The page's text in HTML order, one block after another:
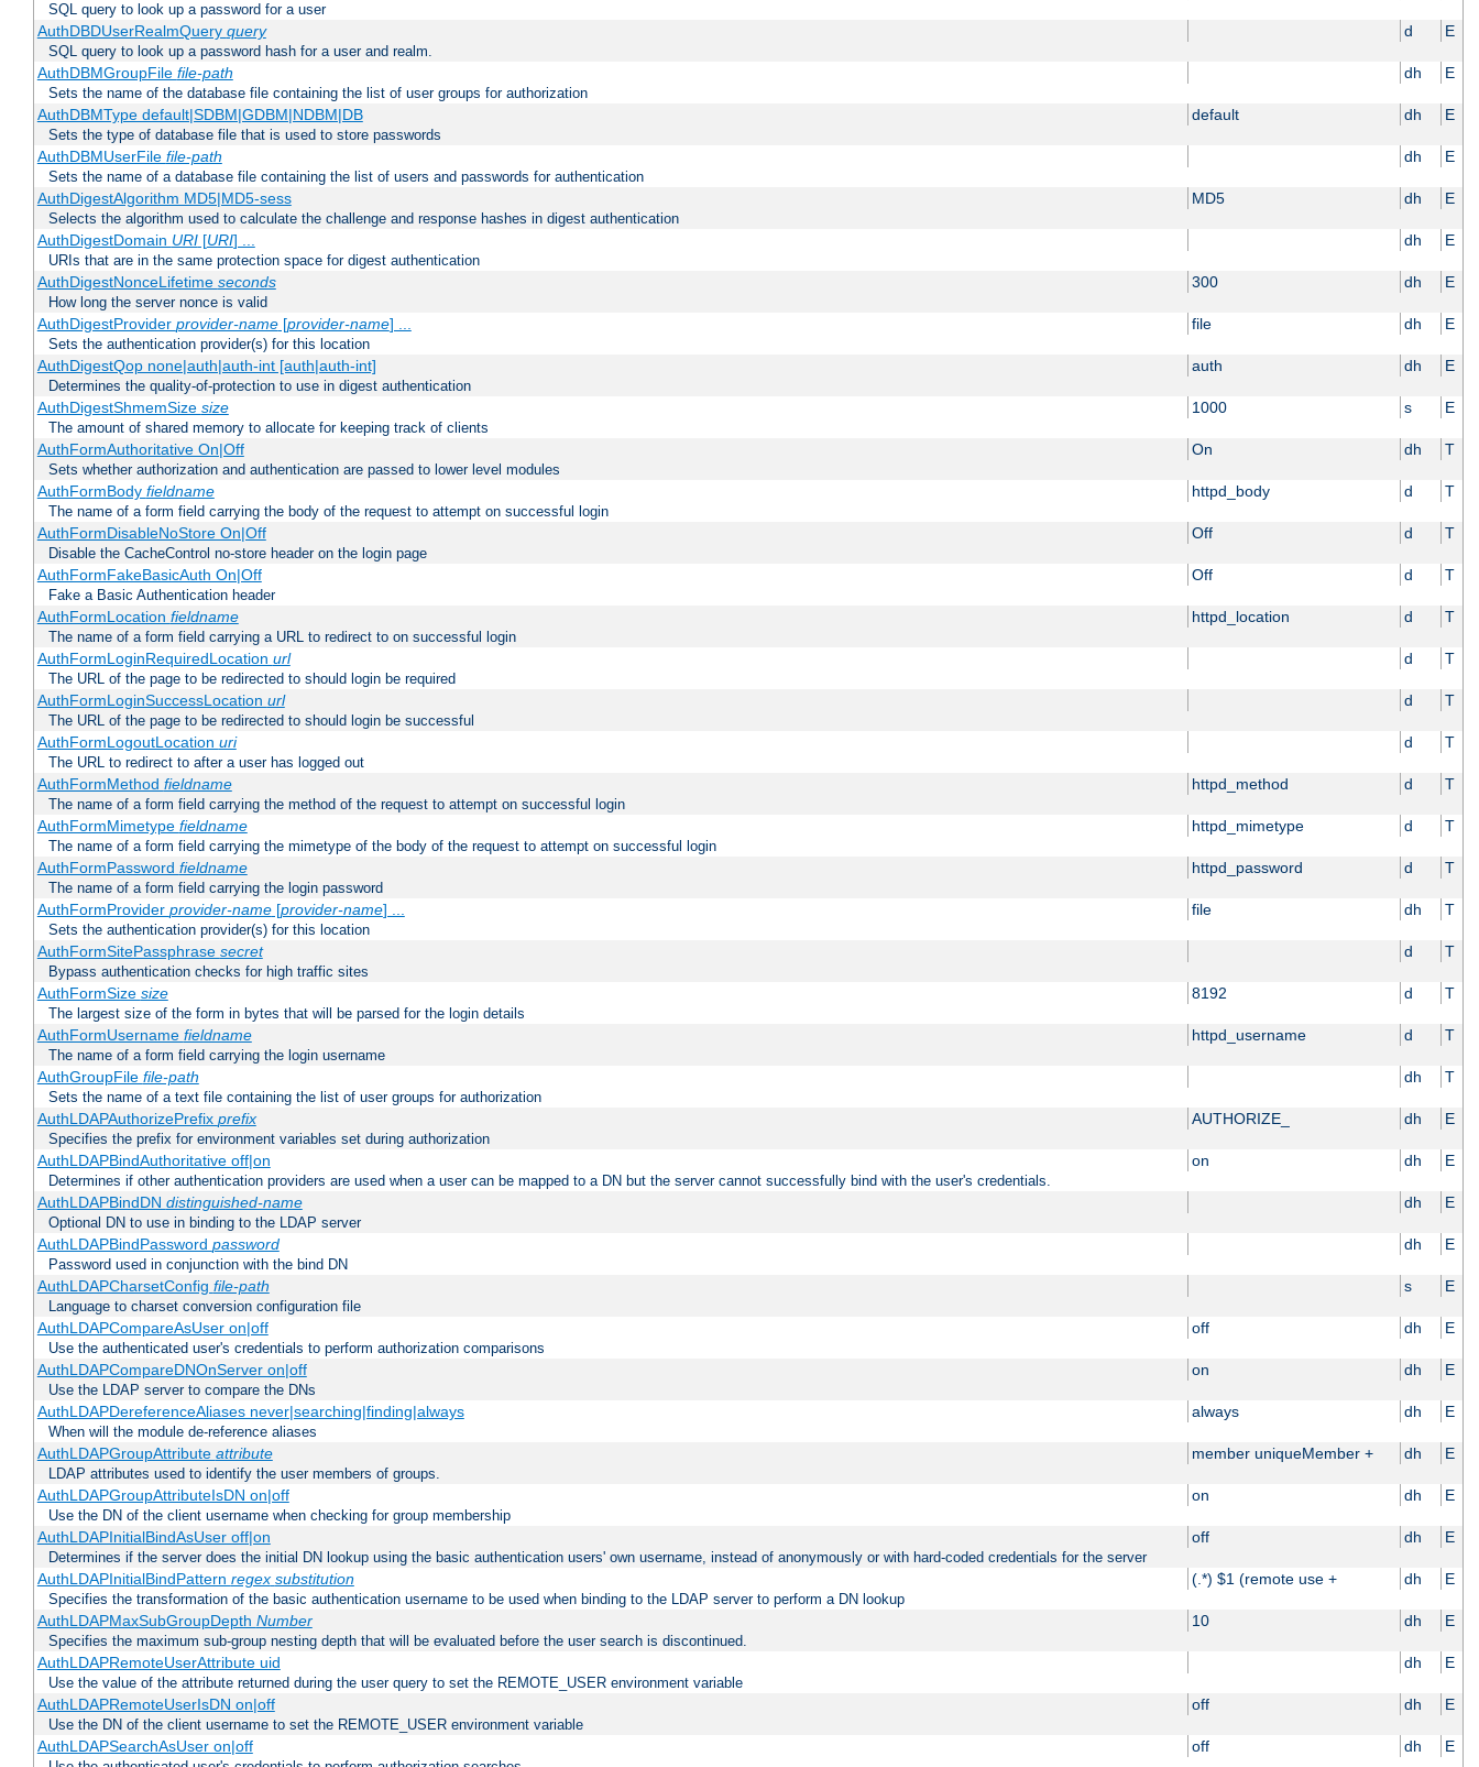
SQL query to look up a password for a user
AuthDBDUserRealmQuery query d E
SQL query to look up a password hash for a user and realm.
AuthDBMGroupFile file-path dh E
Sets the name of the database file containing the list of user groups for authorization
AuthDBMType default|SDBM|GDBM|NDBM|DB default dh E
Sets the type of database file that is used to store passwords
AuthDBMUserFile file-path dh E
Sets the name of a database file containing the list of users and passwords for authentication
AuthDigestAlgorithm MD5|MD5-sess MD5 dh E
Selects the algorithm used to calculate the challenge and response hashes in digest authentication
AuthDigestDomain URI[URI] ... dh E
URIs that are in the same protection space for digest authentication
AuthDigestNonceLifetime seconds 300 dh E
How long the server nonce is valid
AuthDigestProvider provider-name[provider-name] ... file dh E
Sets the authentication provider(s) for this location
AuthDigestQop none|auth|auth-int [auth|auth-int] auth dh E
Determines the quality-of-protection to use in digest authentication
AuthDigestShmemSize size 1000 s E
The amount of shared memory to allocate for keeping track of clients
AuthFormAuthoritative On|Off On dh T
Sets whether authorization and authentication are passed to lower level modules
AuthFormBody fieldname httpd_body d T
The name of a form field carrying the body of the request to attempt on successful login
AuthFormDisableNoStore On|Off Off d T
Disable the CacheControl no-store header on the login page
AuthFormFakeBasicAuth On|Off Off d T
Fake a Basic Authentication header
AuthFormLocation fieldname httpd_location d T
The name of a form field carrying a URL to redirect to on successful login
AuthFormLoginRequiredLocation url d T
The URL of the page to be redirected to should login be required
AuthFormLoginSuccessLocation url d T
The URL of the page to be redirected to should login be successful
AuthFormLogoutLocation uri d T
The URL to redirect to after a user has logged out
AuthFormMethod fieldname httpd_method d T
The name of a form field carrying the method of the request to attempt on successful login
AuthFormMimetype fieldname httpd_mimetype d T
The name of a form field carrying the mimetype of the body of the request to attempt on successful login
AuthFormPassword fieldname httpd_password d T
The name of a form field carrying the login password
AuthFormProvider provider-name[provider-name] ... file dh T
Sets the authentication provider(s) for this location
AuthFormSitePassphrase secret d T
Bypass authentication checks for high traffic sites
AuthFormSize size 8192 d T
The largest size of the form in bytes that will be parsed for the login details
AuthFormUsername fieldname httpd_username d T
The name of a form field carrying the login username
AuthGroupFile file-path dh T
Sets the name of a text file containing the list of user groups for authorization
AuthLDAPAuthorizePrefix prefix AUTHORIZE_ dh E
Specifies the prefix for environment variables set during authorization
AuthLDAPBindAuthoritative off|on on dh E
Determines if other authentication providers are used when a user can be mapped to a DN but the server cannot successfully bind with the user's credentials.
AuthLDAPBindDN distinguished-name dh E
Optional DN to use in binding to the LDAP server
AuthLDAPBindPassword password dh E
Password used in conjunction with the bind DN
AuthLDAPCharsetConfig file-path s E
Language to charset conversion configuration file
AuthLDAPCompareAsUser on|off off dh E
Use the authenticated user's credentials to perform authorization comparisons
AuthLDAPCompareDNOnServer on|off on dh E
Use the LDAP server to compare the DNs
AuthLDAPDereferenceAliases never|searching|finding|always always dh E
When will the module de-reference aliases
AuthLDAPGroupAttribute attribute member uniqueMember + dh E
LDAP attributes used to identify the user members of groups.
AuthLDAPGroupAttributeIsDN on|off on dh E
Use the DN of the client username when checking for group membership
AuthLDAPInitialBindAsUser off|on off dh E
Determines if the server does the initial DN lookup using the basic authentication users' own username, instead of anonymously or with hard-coded credentials for the server
AuthLDAPInitialBindPattern regex substitution (.*) $1 (remote use + dh E
Specifies the transformation of the basic authentication username to be used when binding to the LDAP server to perform a DN lookup
AuthLDAPMaxSubGroupDepth Number 10 dh E
Specifies the maximum sub-group nesting depth that will be evaluated before the user search is discontinued.
AuthLDAPRemoteUserAttribute uid dh E
Use the value of the attribute returned during the user query to set the REMOTE_USER environment variable
AuthLDAPRemoteUserIsDN on|off off dh E
Use the DN of the client username to set the REMOTE_USER environment variable
AuthLDAPSearchAsUser on|off off dh E